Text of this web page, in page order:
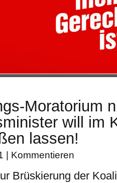
Moratorium
will im
lassen!
| Kommentieren
Brüskierung der